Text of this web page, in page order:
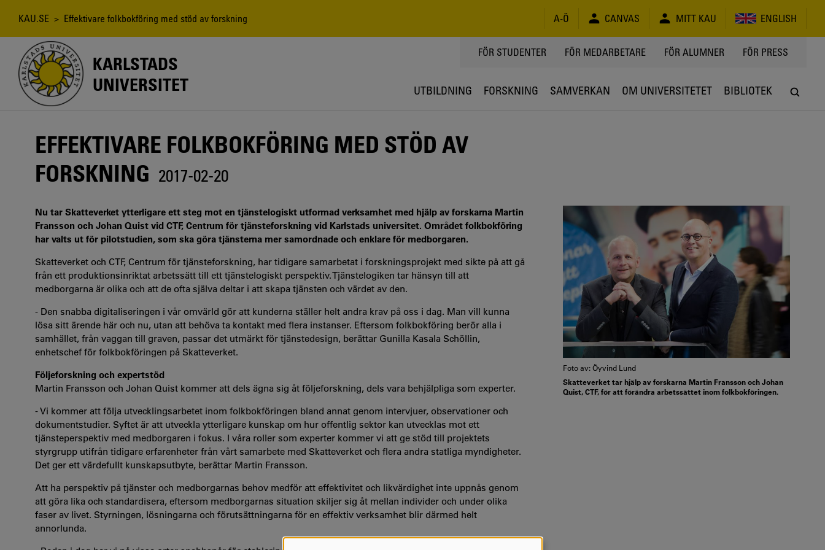
Länkstig
KAU.SE > Effektivare folkbokföring med stöd av forskning A-Ö CANVAS MITT KAU ENGLISH
KARLSTADS
UNIVERSITET
TOPPMENY
FÖR STUDENTER FÖR MEDARBETARE FÖR ALUMNER FÖR PRESS
UTBILDNING FORSKNING SAMVERKAN OM UNIVERSITETET BIBLIOTEK
EFFEKTIVARE FOLKBOKFÖRING MED STÖD AV
FORSKNING 2017-02-20
Nu tar Skatteverket ytterligare ett steg mot en tjänstelogiskt utformad verksamhet med hjälp av forskarna Martin
Fransson och Johan Quist vid CTF, Centrum för tjänsteforskning vid Karlstads universitet. Området folkbokföring
har valts ut för pilotstudien, som ska göra tjänsterna mer samordnade och enklare för medborgaren.
Skatteverket och CTF, Centrum för tjänsteforskning, har tidigare samarbetat i forskningsprojekt med sikte på att gå
från ett produktionsinriktat arbetssätt till ett tjänstelogiskt perspektiv. Tjänstelogiken tar hänsyn till att
medborgarna är olika och att de ofta själva deltar i att skapa tjänsten och värdet av den.
- Den snabba digitaliseringen i vår omvärld gör att kunderna ställer helt andra krav på oss i dag. Man vill kunna
lösa sitt ärende här och nu, utan att behöva ta kontakt med flera instanser. Eftersom folkbokföring berör alla i
samhället, från vaggan till graven, passar det utmärkt för tjänstedesign, berättar Gunilla Kasala Schöllin,
enhetschef för folkbokföringen på Skatteverket.
Följeforskning och expertstöd
Martin Fransson och Johan Quist kommer att dels ägna sig åt följeforskning, dels vara behjälpliga som experter.
- Vi kommer att följa utvecklingsarbetet inom folkbokföringen bland annat genom intervjuer, observationer och
dokumentstudier. Syftet är att utveckla ytterligare kunskap om hur offentlig sektor kan utvecklas mot ett
tjänsteperspektiv med medborgaren i fokus. I våra roller som experter kommer vi att ge stöd till projektets
styrgrupp utifrån tidigare erfarenheter från vårt samarbete med Skatteverket och flera andra statliga myndigheter.
Det ger ett värdefullt kunskapsutbyte, berättar Martin Fransson.
Att ha perspektiv på tjänster och medborgarnas behov medför att effektivitet och likvärdighet inte uppnås genom
att göra lika och standardisera, eftersom medborgarnas situation skiljer sig åt mellan individer och under olika
faser av livet. Styrningen, lösningarna och förutsättningarna för en effektiv verksamhet blir därmed helt
annorlunda.
Foto av: Öyvind Lund
Skatteverket tar hjälp av forskarna Martin Fransson och Johan
Quist, CTF, för att förändra arbetssättet inom folkbokföringen.